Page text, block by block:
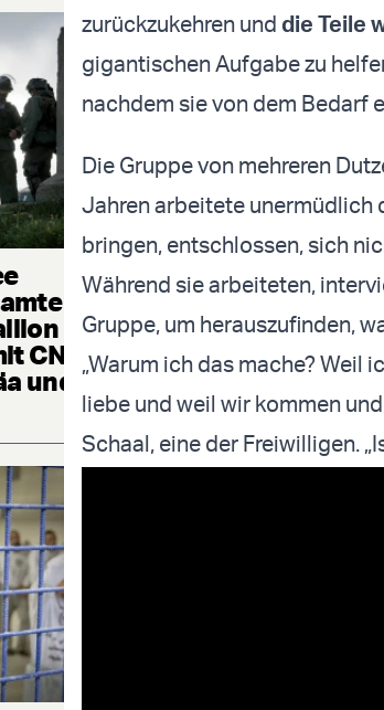
CNN-
und
zurückzukehren und die Teile
gigantischen Aufgabe zu
nachdem sie von dem Bedarf
Die Gruppe von mehreren
Jahren arbeitete unermüdlich
bringen, entschlossen, sich
Während sie arbeiteten,
Gruppe, um herauszufinden,
„Warum ich das mache? Weil
liebe und weil wir kommen
Schaal, eine der Freiwilligen.